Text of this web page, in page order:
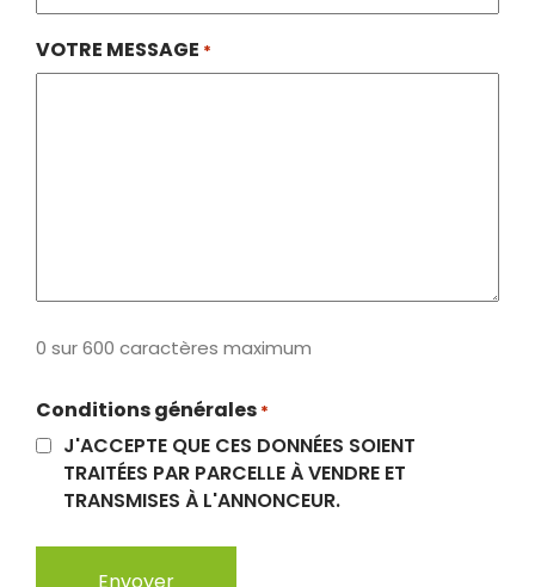
VOTRE MESSAGE *
0 sur 600 caractères maximum
Conditions générales *
J'ACCEPTE QUE CES DONNÉES SOIENT
TRAITÉES PAR PARCELLE À VENDRE ET
TRANSMISES À L'ANNONCEUR.